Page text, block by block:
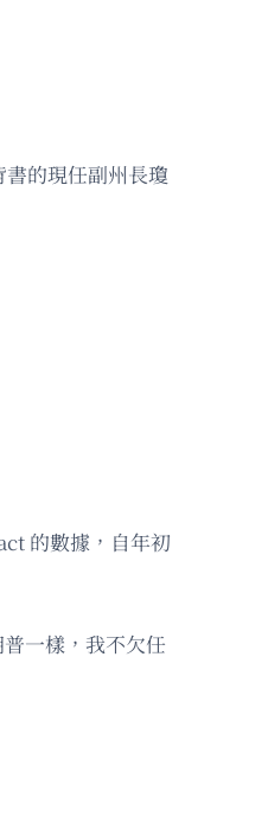
的現任副州長瓊
的數據，自年初
一樣，我不欠任